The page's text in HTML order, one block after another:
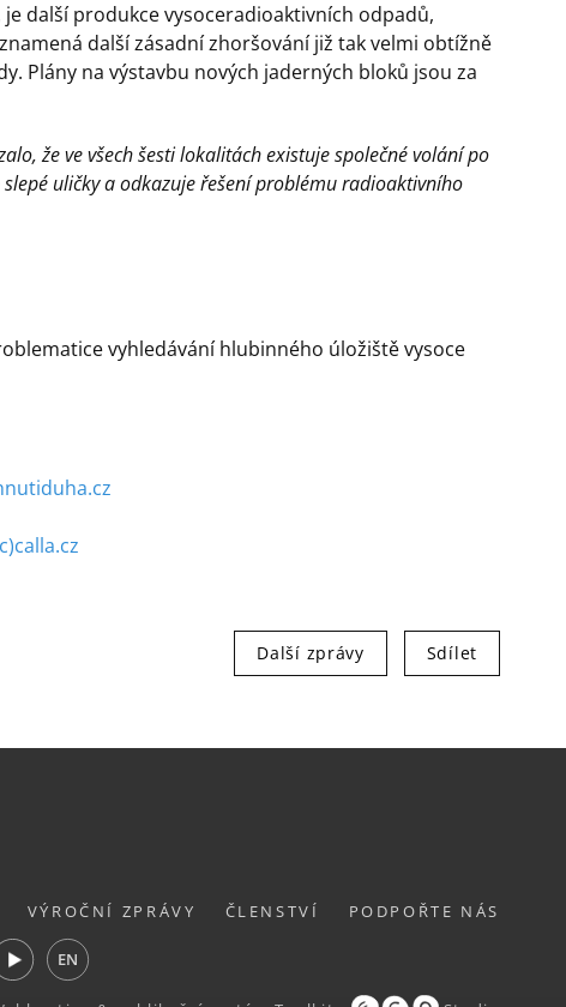
další produkce vysoceradioaktivních odpadů,
další zásadní zhoršování již tak velmi obtížně
Plány na výstavbu nových jaderných bloků jsou za
že ve všech šesti lokalitách existuje společné volání po
uličky a odkazuje řešení problému radioaktivního
vyhledávání hlubinného úložiště vysoce
Další zprávy Sdílet
VÝROČNÍ ZPRÁVY ČLENSTVÍ PODPOŘTE NÁS
EN